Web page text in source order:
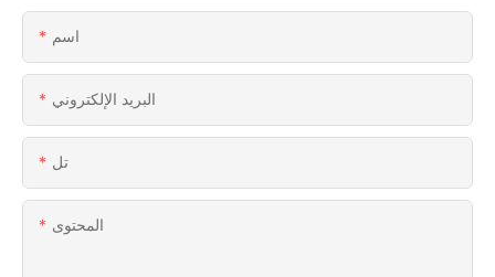
اسم
البريد الإلكتروني
تل
المحتوى